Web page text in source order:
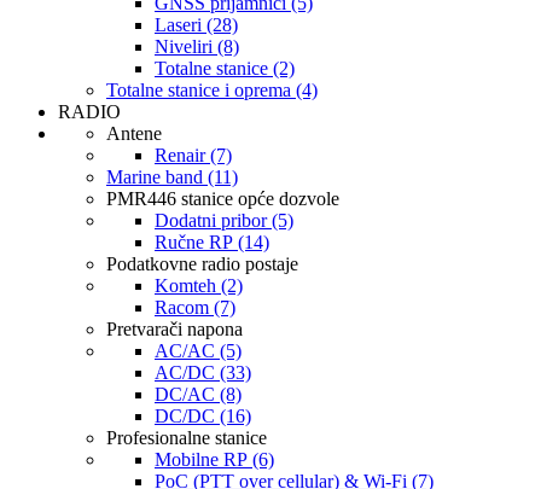
Laseri (28)
Niveliri (8)
Totalne stanice (2)
Totalne stanice i oprema (4)
RADIO
Antene
Renair (7)
Marine band (11)
PMR446 stanice opće dozvole
Dodatni pribor (5)
Ručne RP (14)
Podatkovne radio postaje
Komteh (2)
Racom (7)
Pretvarači napona
AC/AC (5)
AC/DC (33)
DC/AC (8)
DC/DC (16)
Profesionalne stanice
Mobilne RP (6)
PoC (PTT over cellular) & Wi-Fi (7)